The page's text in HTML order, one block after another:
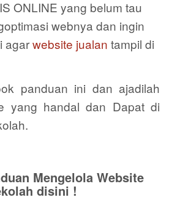
ONLINE yang belum tau
webnya dan ingin
agarwebsite jualan tampil di
panduan ini dan ajadilah
yang handal dan Dapat di
Mengelola Website
disini !